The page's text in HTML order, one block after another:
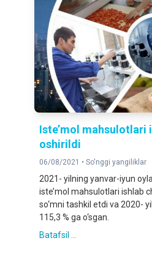
Iste’mol mahsulotlari
oshirildi
06/08/2021 • So'nggi yangiliklar
2021- yilning yanvar-iyun
iste’mol mahsulotlari ishlab
so‘mni tashkil etdi va 2020-
115,3 % ga o‘sgan.
Batafsil ...